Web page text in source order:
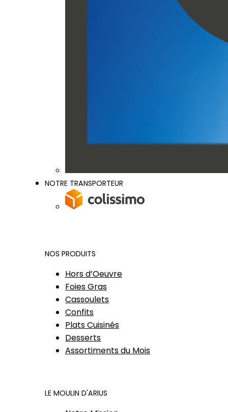
NOTRE TRANSPORTEUR
NOS PRODUITS
Hors d’Oeuvre
Foies Gras
Cassoulets
Confits
Plats Cuisinés
Desserts
Assortiments du Mois
LE MOULIN D'ARIUS